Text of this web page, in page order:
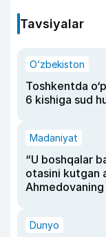
Tavsiyalar
O‘zbekiston
Toshkentda
6 kishiga sud
Madaniyat
“U boshqalar
otasini kutgan
Dunyo